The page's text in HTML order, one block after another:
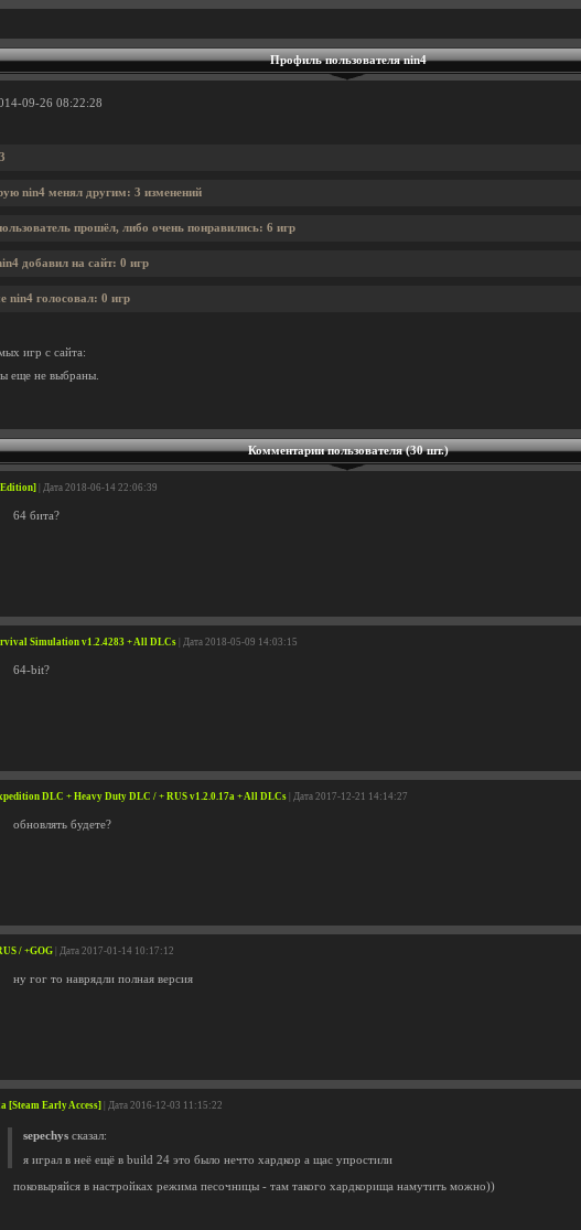
Профиль пользователя nin4
09-26 08:22:28
nin4 менял другим: 3 изменений
прошёл, либо очень понравились: 6 игр
добавил на сайт: 0 игр
nin4 голосовал: 0 игр
игр с сайта:
еще не выбраны.
Комментарии пользователя (30 шт.)
| Дата 2018-06-14 22:06:39
64 бита?
Simulation v1.2.4283 + All DLCs | Дата 2018-05-09 14:03:15
64-bit?
DLC + Heavy Duty DLC / + RUS v1.2.0.17a + All DLCs | Дата 2017-12-21 14:14:27
обновлять будете?
/ +GOG | Дата 2017-01-14 10:17:12
ну гог то наврядли полная версия
[Steam Early Access] | Дата 2016-12-03 11:15:22
sepechys сказал:
я играл в неё ещё в build 24 это было нечто хардкор а щас упростили
поковыряйся в настройках режима песочницы - там такого хардкорища намутить можно))